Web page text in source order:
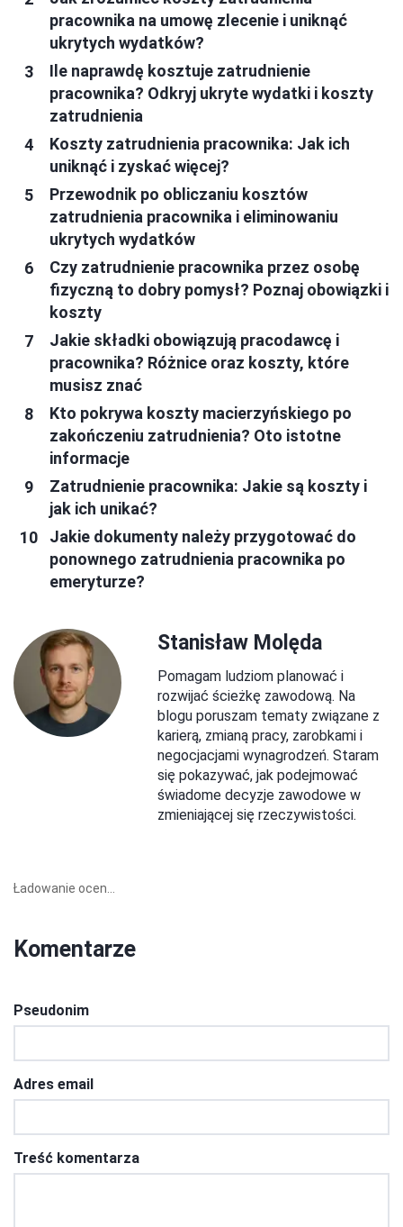
pracownika na umowę zlecenie i uniknąć
ukrytych wydatków?
Ile naprawdę kosztuje zatrudnienie
pracownika? Odkryj ukryte wydatki i koszty
zatrudnienia
Koszty zatrudnienia pracownika: Jak ich
uniknąć i zyskać więcej?
Przewodnik po obliczaniu kosztów
zatrudnienia pracownika i eliminowaniu
ukrytych wydatków
Czy zatrudnienie pracownika przez osobę
fizyczną to dobry pomysł? Poznaj obowiązki i
koszty
Jakie składki obowiązują pracodawcę i
pracownika? Różnice oraz koszty, które
musisz znać
Kto pokrywa koszty macierzyńskiego po
zakończeniu zatrudnienia? Oto istotne
informacje
Zatrudnienie pracownika: Jakie są koszty i
jak ich unikać?
Jakie dokumenty należy przygotować do
ponownego zatrudnienia pracownika po
emeryturze?
Stanisław Molęda
Pomagam ludziom planować i
rozwijać ścieżkę zawodową. Na
blogu poruszam tematy związane z
karierą, zmianą pracy, zarobkami i
negocjacjami wynagrodzeń. Staram
się pokazywać, jak podejmować
świadome decyzje zawodowe w
zmieniającej się rzeczywistości.
Ładowanie ocen...
Komentarze
Pseudonim
Adres email
Treść komentarza